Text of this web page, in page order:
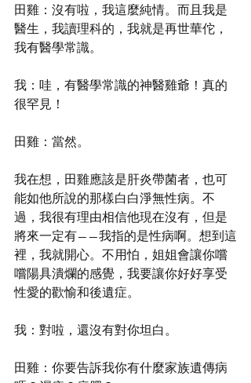
田雞：沒有啦，我這麼純情。而且我是
醫生，我讀理科的，我就是再世華佗，
我有醫學常識。
我：哇，有醫學常識的神醫雞爺！真的
很罕見！
田雞：當然。
我在想，田雞應該是肝炎帶菌者，也可
能如他所說的那樣白白淨無性病。不
過，我很有理由相信他現在沒有，但是
將來一定有——我指的是性病啊。想到這
裡，我就開心。不用怕，姐姐會讓你嚐
嚐陽具潰爛的感覺，我要讓你好好享受
性愛的歡愉和後遺症。
我：對啦，還沒有對你坦白。
田雞：你要告訴我你有什麼家族遺傳病